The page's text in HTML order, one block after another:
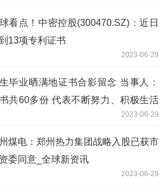
看点！中密控股(300470.SZ)：近日
13项专利证书
2023-06-29
毕业晒满地证书合影留念 当事人：
共60多份 代表不断努力、积极生活
2023-06-29
煤电：郑州热力集团战略入股已获市
委同意_全球新资讯
2023-06-29